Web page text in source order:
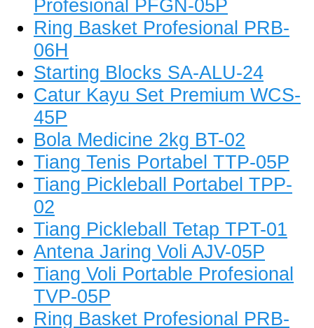
Profesional PFGN-05P
Ring Basket Profesional PRB-
06H
Starting Blocks SA-ALU-24
Catur Kayu Set Premium WCS-
45P
Bola Medicine 2kg BT-02
Tiang Tenis Portabel TTP-05P
Tiang Pickleball Portabel TPP-
02
Tiang Pickleball Tetap TPT-01
Antena Jaring Voli AJV-05P
Tiang Voli Portable Profesional
TVP-05P
Ring Basket Profesional PRB-